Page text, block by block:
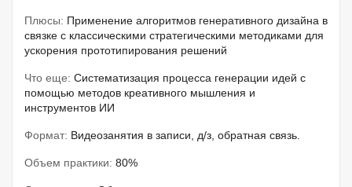
Плюсы: Применение алгоритмов генеративного дизайна в
связке с классическими стратегическими методиками для
ускорения прототипирования решений
Что еще: Систематизация процесса генерации идей с
помощью методов креативного мышления и
инструментов ИИ
Формат: Видеозанятия в записи, д/з, обратная связь.
Объем практики: 80%